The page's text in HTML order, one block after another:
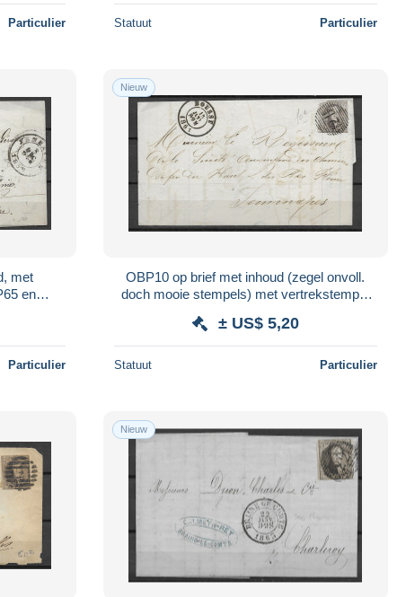
Particulier Statuut Particulier
met
en
Particulier
Nieuw
OBP10 op brief met inhoud (zegel onvoll.
doch mooie stempels) met vertrekstempel
Jemmapes
± US$ 5,20
Statuut Particulier
Nieuw